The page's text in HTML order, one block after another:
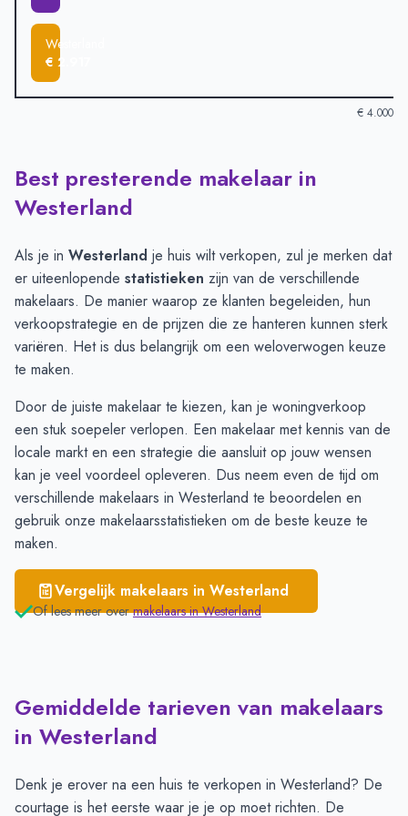
Westerland
€ 2.917
€ 4.000
Verkoopprijzen in andere plaatsen per m2-Afgelopen 3
Plaats
Lutjewinkel
Hippolytushoef
€ 3.616
Wieringerwaard
€ 3.524
Den Oever
€ 3.447
Slootdorp
€ 3.279
Westerland
€ 2.917
Best presterende makelaar in
Westerland
Als je in Westerland je huis wilt verkopen, zul je merken dat
er uiteenlopende statistieken zijn van de verschillende
makelaars. De manier waarop ze klanten begeleiden, hun
verkoopstrategie en de prijzen die ze hanteren kunnen sterk
variëren. Het is dus belangrijk om een weloverwogen keuze
te maken.
Door de juiste makelaar te kiezen, kan je woningverkoop
een stuk soepeler verlopen. Een makelaar met kennis van de
locale markt en een strategie die aansluit op jouw wensen
kan je veel voordeel opleveren. Dus neem even de tijd om
verschillende makelaars in Westerland te beoordelen en
gebruik onze makelaarsstatistieken om de beste keuze te
maken.
Vergelijk makelaars in Westerland
Of lees meer over makelaars inWesterland
Gemiddelde tarieven van makelaars
in Westerland
Denk je erover na een huis te verkopen in Westerland? De
courtage is het eerste waar je je op moet richten. De